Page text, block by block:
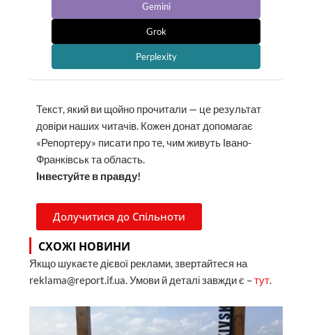
Gemini
Grok
Perplexity
Текст, який ви щойно прочитали — це результат
довіри наших читачів. Кожен донат допомагає
«Репортеру» писати про те, чим живуть Івано-
Франківськ та область.
Інвестуйте в правду!
Долучитися до Спільноти
СХОЖІ НОВИНИ
Якщо шукаєте дієвої реклами, звертайтеся на
reklama@report.if.ua. Умови й деталі завжди є –тут.